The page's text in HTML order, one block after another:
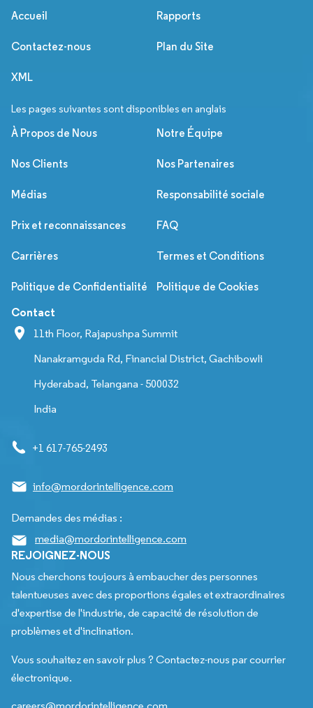
Accueil Rapports
Contactez-nous Plan du Site
XML
Les pages suivantes sont disponibles en anglais
À Propos de Nous Notre Équipe
Nos Clients Nos Partenaires
Médias Responsabilité sociale
Prix et reconnaissances FAQ
Carrières Termes et Conditions
Politique de Confidentialité Politique de Cookies
Contact
11th Floor, Rajapushpa Summit
Nanakramguda Rd, Financial District, Gachibowli
Hyderabad, Telangana - 500032
India
+1 617-765-2493
info@mordorintelligence.com
Demandes des médias :
media@mordorintelligence.com
REJOIGNEZ-NOUS
Nous cherchons toujours à embaucher des personnes
talentueuses avec des proportions égales et extraordinaires
d'expertise de l'industrie, de capacité de résolution de
problèmes et d'inclination.
Vous souhaitez en savoir plus ? Contactez-nous par courrier
électronique.